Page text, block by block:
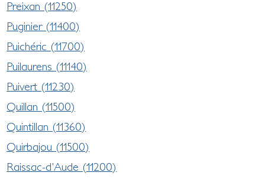
Preixan (11250)
Puginier (11400)
Puichéric (11700)
Puilaurens (11140)
Puivert (11230)
Quillan (11500)
Quintillan (11360)
Quirbajou (11500)
Raissac-d'Aude (11200)